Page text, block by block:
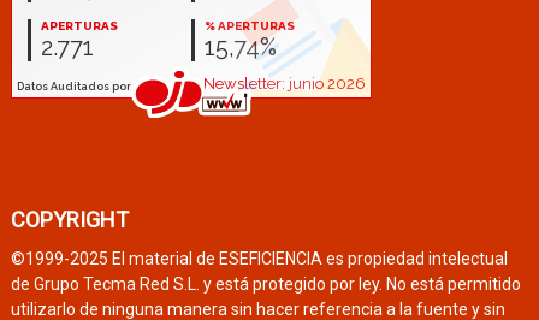
COPYRIGHT
©1999-2025 El material de ESEFICIENCIA es propiedad intelectual
de Grupo Tecma Red S.L. y está protegido por ley. No está permitido
utilizarlo de ninguna manera sin hacer referencia a la fuente y sin